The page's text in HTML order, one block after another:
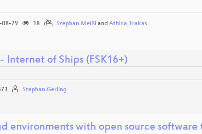
08-29 18 Stephan Meißland Athina Trakas
Internet of Ships (FSK16+)
Stephan Gerling
environments with open source software